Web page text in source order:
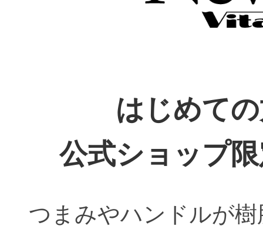
はじめて
公式ショップ
つまみやハンドルが